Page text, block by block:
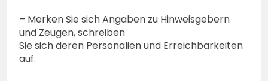
– Merken Sie sich Angaben zu Hinweisgebern
und Zeugen, schreiben
Sie sich deren Personalien und Erreichbarkeiten
auf.